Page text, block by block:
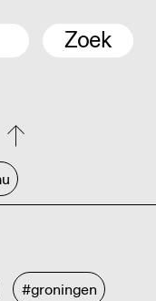
Zoek
#groningen